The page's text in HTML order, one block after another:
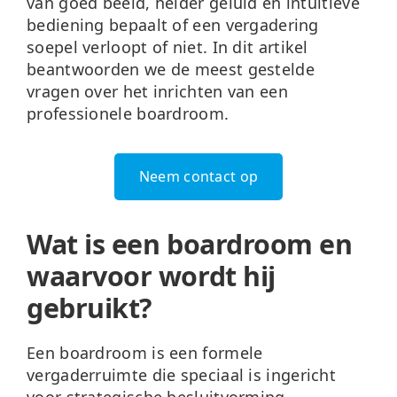
bediening bepaalt of een vergadering
soepel verloopt of niet. In dit artikel
beantwoorden we de meest gestelde
vragen over het inrichten van een
professionele boardroom.
Neem contact op
Wat is een boardroom en
waarvoor wordt hij
gebruikt?
Een boardroom is eenformele
vergaderruimte die speciaal is ingericht